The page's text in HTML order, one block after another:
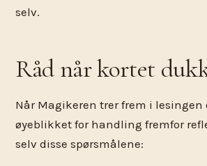
selv.
Råd når kortet
Når Magikeren trer frem i lesingen
øyeblikket for handling fremfor
selv disse spørsmålene: